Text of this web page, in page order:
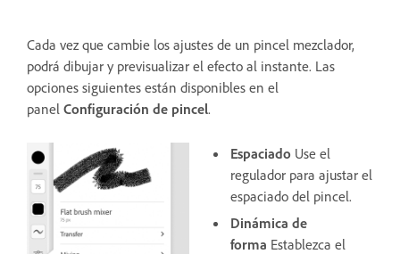
Cada vez que cambie los ajustes de un pincel mezclador,
podrá dibujar y previsualizar el efecto al instante. Las
opciones siguientes están disponibles en el
panel Configuración de pincel.
Espaciado Use el
regulador para ajustar el
espaciado del pincel.
Dinámica de
forma Establezca el